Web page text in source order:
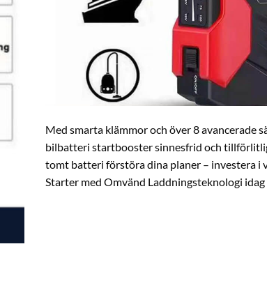
Med smarta klämmor och över 8 avancerade
bilbatteri startbooster sinnesfrid och
tomt batteri förstöra dina planer – investera i
Starter med Omvänd Laddningsteknologi